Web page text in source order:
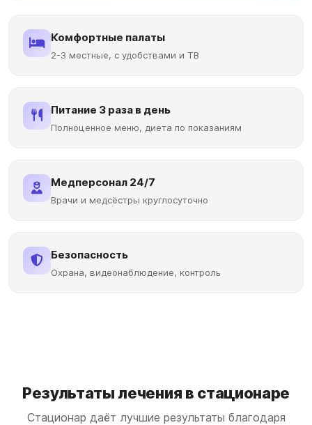
Комфортные палаты
2-3 местные, с удобствами и ТВ
Питание 3 раза в день
Полноценное меню, диета по показаниям
Медперсонал 24/7
Врачи и медсёстры круглосуточно
Безопасность
Охрана, видеонаблюдение, контроль
Результаты лечения в стационаре
Стационар даёт лучшие результаты благодаря